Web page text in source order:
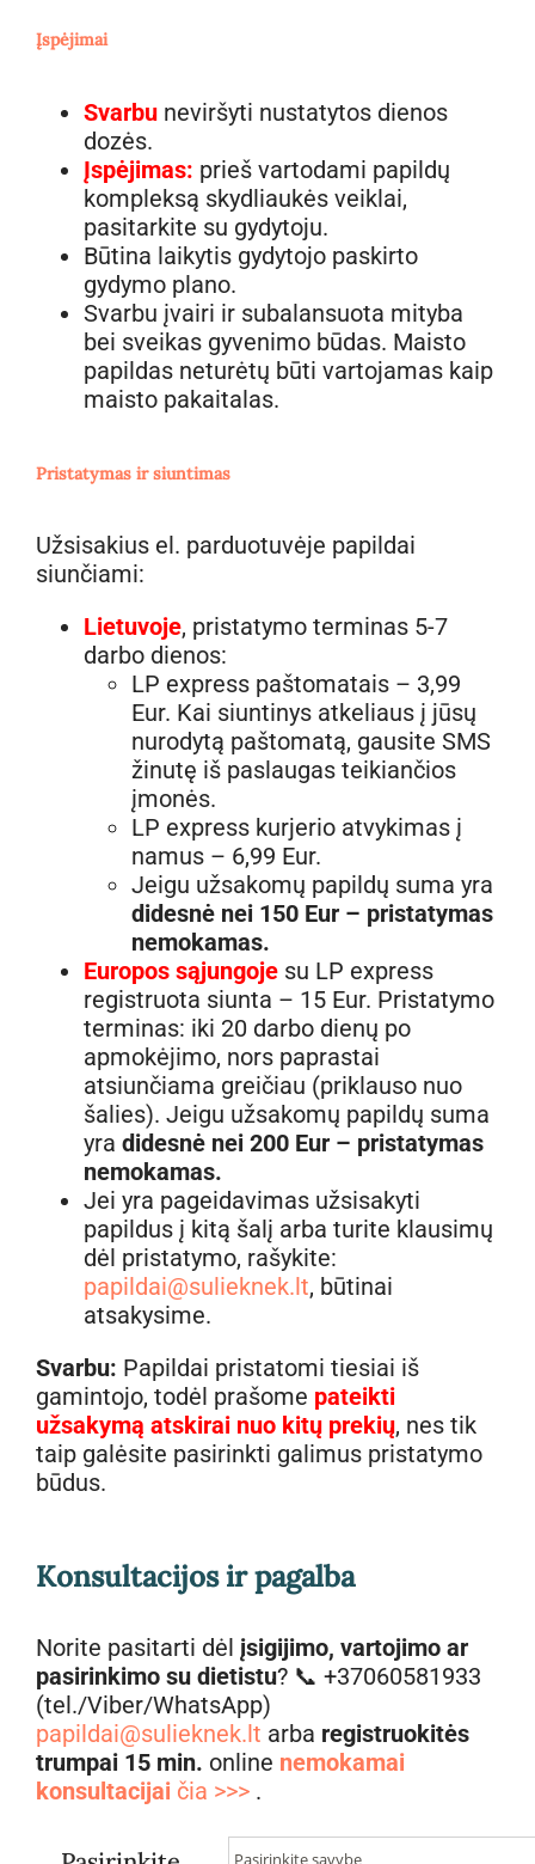
Įspėjimai
Svarbu neviršyti nustatytos dienos
dozės.
Įspėjimas: prieš vartodami papildų
kompleksą skydliaukės veiklai,
pasitarkite su gydytoju.
Būtina laikytis gydytojo paskirto
gydymo plano.
Svarbu įvairi ir subalansuota mityba
bei sveikas gyvenimo būdas. Maisto
papildas neturėtų būti vartojamas kaip
maisto pakaitalas.
Pristatymas ir siuntimas
Užsisakius el. parduotuvėje papildai
siunčiami:
Lietuvoje, pristatymo terminas 5-7
darbo dienos:
LP express paštomatais – 3,99
Eur. Kai siuntinys atkeliaus į jūsų
nurodytą paštomatą, gausite SMS
žinutę iš paslaugas teikiančios
įmonės.
LP express kurjerio atvykimas į
namus – 6,99 Eur.
Jeigu užsakomų papildų suma yra
didesnė nei 150 Eur – pristatymas
nemokamas.
Europos sąjungoje su LP express
registruota siunta – 15 Eur. Pristatymo
terminas: iki 20 darbo dienų po
apmokėjimo, nors paprastai
atsiunčiama greičiau (priklauso nuo
šalies). Jeigu užsakomų papildų suma
yra didesnė nei 200 Eur – pristatymas
nemokamas.
Jei yra pageidavimas užsisakyti
papildus į kitą šalį arba turite klausimų
dėl pristatymo, rašykite:
papildai@sulieknek.lt, būtinai
atsakysime.
Svarbu: Papildai pristatomi tiesiai iš
gamintojo, todėl prašome pateikti
užsakymą atskirai nuo kitų prekių, nes tik
taip galėsite pasirinkti galimus pristatymo
būdus.
Konsultacijos ir pagalba
Norite pasitarti dėl įsigijimo, vartojimo ar
pasirinkimo su dietistu? 📞 +37060581933
(tel./Viber/WhatsApp)
papildai@sulieknek.lt arba registruokitės
trumpai 15 min. online nemokamai
konsultacijai čia >>> .